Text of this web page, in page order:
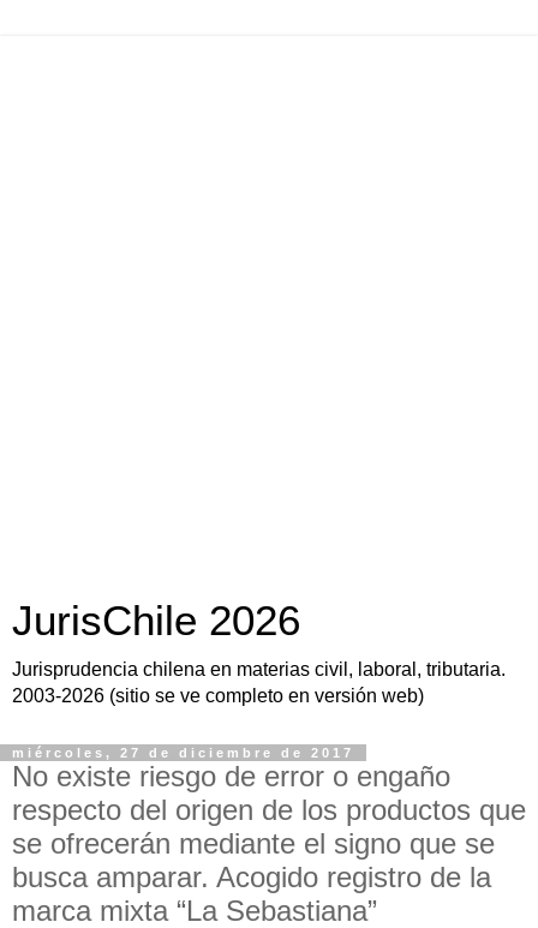
JurisChile 2026
Jurisprudencia chilena en materias civil, laboral, tributaria.
2003-2026 (sitio se ve completo en versión web)
miércoles, 27 de diciembre de 2017
No existe riesgo de error o engaño
respecto del origen de los productos que
se ofrecerán mediante el signo que se
busca amparar. Acogido registro de la
marca mixta “La Sebastiana”